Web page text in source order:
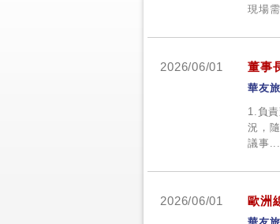
現場需
2026/06/01 董事
華友
1.負
況，
議事...
2026/06/01 歐洲